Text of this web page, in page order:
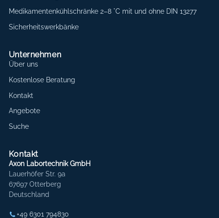
Medikamentenkühlschränke 2–8 °C mit und ohne DIN 13277
Sicherheitswerkbänke
Unternehmen
Über uns
Kostenlose Beratung
Kontakt
Angebote
Suche
Kontakt
Axon Labortechnik GmbH
Lauerhöfer Str. 9a
67697 Otterberg
Deutschland
+49 6301 794830